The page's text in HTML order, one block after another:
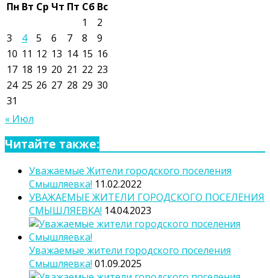
Пн Вт Ср Чт Пт Сб Вс
1
2
3
4 5 6 7 8
9
10 11 12 13 14 15 16
17 18 19 20 21 22 23
24 25 26 27 28 29 30
31
« Июл
Читайте также:
Уважаемые Жители городского поселения
Смышляевка! 11.02.2022
УВАЖАЕМЫЕ ЖИТЕЛИ ГОРОДСКОГО ПОСЕЛЕНИЯ
СМЫШЛЯЕВКА! 14.04.2023
Уважаемые жители городского поселения
Смышляевка! 01.09.2025